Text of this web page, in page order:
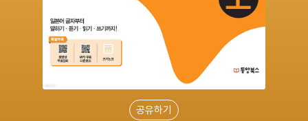
공유하기